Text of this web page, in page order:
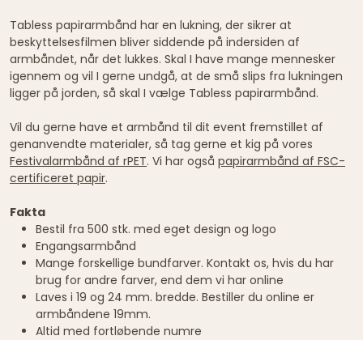
Tabless papirarmbånd har en lukning, der sikrer at
beskyttelsesfilmen bliver siddende på indersiden af
armbåndet, når det lukkes. Skal I have mange mennesker
igennem og vil I gerne undgå, at de små slips fra lukningen
ligger på jorden, så skal I vælge Tabless papirarmbånd.
Vil du gerne have et armbånd til dit event fremstillet af
genanvendte materialer, så tag gerne et kig på vores
Festivalarmbånd af rPET. Vi har også papirarmbånd af FSC-
certificeret papir.
Fakta
Bestil fra 500 stk. med eget design og logo
Engangsarmbånd
Mange forskellige bundfarver. Kontakt os, hvis du har
brug for andre farver, end dem vi har online
Laves i 19 og 24 mm. bredde. Bestiller du online er
armbåndene 19mm.
Altid med fortløbende numre